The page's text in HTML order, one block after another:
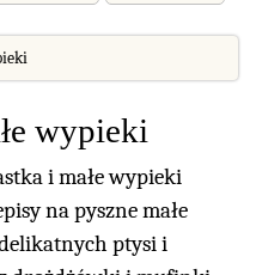
wypieki
i małe wypieki
na pyszne małe
ptysi i